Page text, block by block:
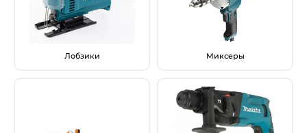
Электрохозтовары
Лобзики Миксеры